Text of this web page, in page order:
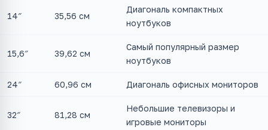
14″ 35,56 см
Диагональ компактных
ноутбуков
15,6″ 39,62 см
Самый популярный размер
ноутбуков
24″ 60,96 см Диагональ офисных мониторов
32″ 81,28 см
Небольшие телевизоры и
игровые мониторы